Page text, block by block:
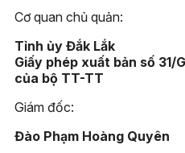
Cơ quan chủ quản:
Tỉnh ủy Đắk Lắk
Giấy phép xuất bản số 31/
của bộ TT-TT
Giám đốc:
Đào Phạm Hoàng Quyên